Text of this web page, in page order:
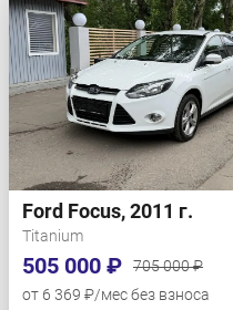
Ford Focus, 2011 г.
Titanium
505 000 ₽
705 000 ₽
от 6 369 ₽/мес без взноса